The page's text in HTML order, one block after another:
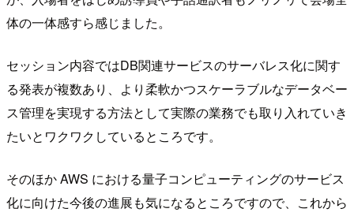
体の一体感すら感じました。
セッション内容ではDB関連サービスのサーバレス化に関す
る発表が複数あり、より柔軟かつスケーラブルなデータベー
ス管理を実現する方法として実際の業務でも取り入れていき
たいとワクワクしているところです。
そのほか AWS における量子コンピューティングのサービス
化に向けた今後の進展も気になるところですので、これから